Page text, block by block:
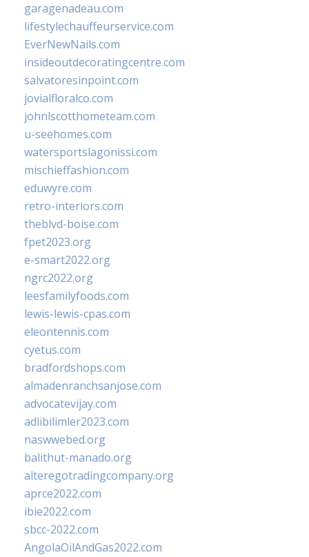
garagenadeau.com
lifestylechauffeurservice.com
EverNewNails.com
insideoutdecoratingcentre.com
salvatoresinpoint.com
jovialfloralco.com
johnlscotthometeam.com
u-seehomes.com
watersportslagonissi.com
mischieffashion.com
eduwyre.com
retro-interiors.com
theblvd-boise.com
fpet2023.org
e-smart2022.org
ngrc2022.org
leesfamilyfoods.com
lewis-lewis-cpas.com
eleontennis.com
cyetus.com
bradfordshops.com
almadenranchsanjose.com
advocatevijay.com
adlibilimler2023.com
naswwebed.org
balithut-manado.org
alteregotradingcompany.org
aprce2022.com
ibie2022.com
sbcc-2022.com
AngolaOilAndGas2022.com